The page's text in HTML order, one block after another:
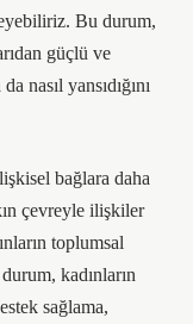
Bu durum,
güçlü ve
nasıl yansıdığını
bağlara daha
çevreyle ilişkiler
toplumsal
kadınların
sağlama,